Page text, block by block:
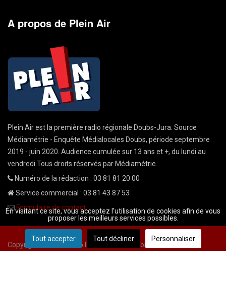
A propos de Plein Air
Plein Air est la première radio régionale Doubs-Jura. Source
Médiamétrie - Enquête Médialocales Doubs, période septembre
2019 - juin 2020. Audience cumulée sur 13 ans et +, du lundi au
vendredi.Tous droits réservés par Médiamétrie.
Numéro de la rédaction : 03 81 81 20 00
Service commercial : 03 81 43 87 53
Formulaire de contact
Copyright © 2026 Radio Plein Air - Tous droits réservés
En visitant ce site, vous acceptez l'utilisation de cookies afin de vous
proposer les meilleurs services possibles.
Tout accepter Tout décliner Personnaliser